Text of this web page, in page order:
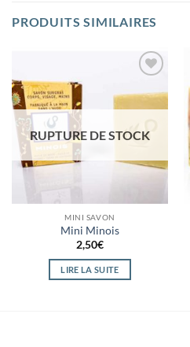
PRODUITS SIMILAIRES
à la
wishlist
RUPTURE DE STOCK
MINI SAVON
Mini Minois
2,50€
LIRE LA SUITE